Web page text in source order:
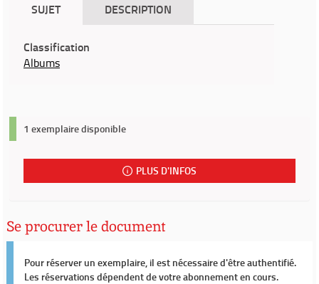
SUJET DESCRIPTION
Classification
Albums
1 exemplaire disponible
PLUS D'INFOS
Se procurer le document
Pour réserver un exemplaire, il est nécessaire d'être authentifié.
Les réservations dépendent de votre abonnement en cours.